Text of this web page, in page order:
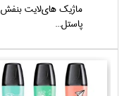
ماژيك هاي‌لايت بنفش
پاستل...